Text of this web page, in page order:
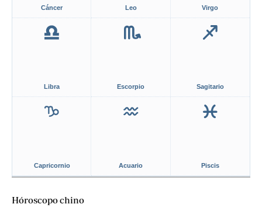
Cáncer Leo Virgo
Libra Escorpio Sagitario
Capricornio Acuario Piscis
Hóroscopo chino